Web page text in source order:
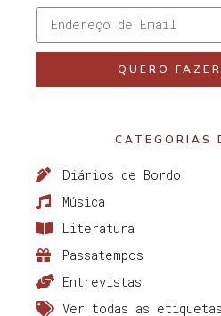
QUERO
CATEGORIAS
Diários de Bordo
Música
Literatura
Passatempos
Entrevistas
Ver todas as etiquetas